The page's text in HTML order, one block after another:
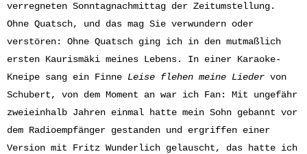
verregneten Sonntagnachmittag der Zeitumstellung.
Ohne Quatsch, und das mag Sie verwundern oder
verstören: Ohne Quatsch ging ich in den mutmaßlich
ersten Kaurismäki meines Lebens. In einer Karaoke-
Kneipe sang ein Finne Leise flehen meine Lieder von
Schubert, von dem Moment an war ich Fan: Mit ungefähr
zweieinhalb Jahren einmal hatte mein Sohn gebannt vor
dem Radioempfänger gestanden und ergriffen einer
Version mit Fritz Wunderlich gelauscht, das hatte ich